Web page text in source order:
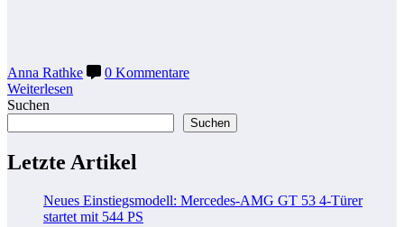
Anna Rathke
0 Kommentare
Weiterlesen
Suchen
Suchen
Letzte Artikel
Neues Einstiegsmodell: Mercedes-AMG GT 53 4-Türer
startet mit 544 PS